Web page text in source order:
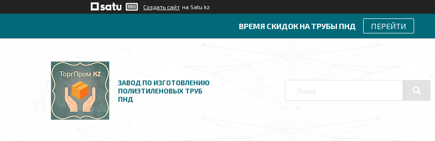
Создать сайт на Satu.kz
ВРЕМЯ СКИДОК НА ТРУБЫ ПНД ПЕРЕЙТИ
ЗАВОД ПО ИЗГОТОВЛЕНИЮ
ПОЛИЭТИЛЕНОВЫХ ТРУБ
ПНД